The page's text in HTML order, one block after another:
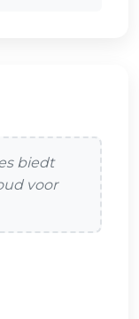
biedt
voor